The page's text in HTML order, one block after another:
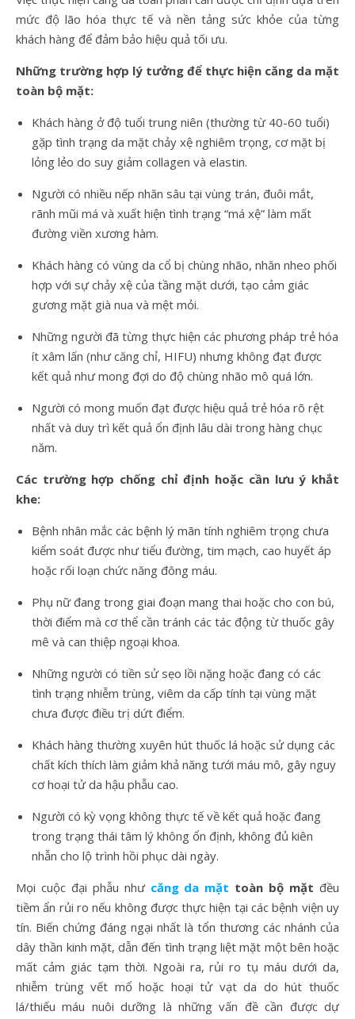
mức độ lão hóa thực tế và nền tảng sức khỏe của từng
khách hàng để đảm bảo hiệu quả tối ưu.
Những trường hợp lý tưởng để thực hiện căng da mặt
toàn bộ mặt:
Khách hàng ở độ tuổi trung niên (thường từ 40-60 tuổi)
gặp tình trạng da mặt chảy xệ nghiêm trọng, cơ mặt bị
lỏng lẻo do suy giảm collagen và elastin.
Người có nhiều nếp nhăn sâu tại vùng trán, đuôi mắt,
rãnh mũi má và xuất hiện tình trạng “má xệ” làm mất
đường viền xương hàm.
Khách hàng có vùng da cổ bị chùng nhão, nhăn nheo phối
hợp với sự chảy xệ của tầng mặt dưới, tạo cảm giác
gương mặt già nua và mệt mỏi.
Những người đã từng thực hiện các phương pháp trẻ hóa
ít xâm lấn (như căng chỉ, HIFU) nhưng không đạt được
kết quả như mong đợi do độ chùng nhão mô quá lớn.
Người có mong muốn đạt được hiệu quả trẻ hóa rõ rệt
nhất và duy trì kết quả ổn định lâu dài trong hàng chục
năm.
Các trường hợp chống chỉ định hoặc cần lưu ý khắt
khe:
Bệnh nhân mắc các bệnh lý mãn tính nghiêm trọng chưa
kiểm soát được như tiểu đường, tim mạch, cao huyết áp
hoặc rối loạn chức năng đông máu.
Phụ nữ đang trong giai đoạn mang thai hoặc cho con bú,
thời điểm mà cơ thể cần tránh các tác động từ thuốc gây
mê và can thiệp ngoại khoa.
Những người có tiền sử sẹo lồi nặng hoặc đang có các
tình trạng nhiễm trùng, viêm da cấp tính tại vùng mặt
chưa được điều trị dứt điểm.
Khách hàng thường xuyên hút thuốc lá hoặc sử dụng các
chất kích thích làm giảm khả năng tưới máu mô, gây nguy
cơ hoại tử da hậu phẫu cao.
Người có kỳ vọng không thực tế về kết quả hoặc đang
trong trạng thái tâm lý không ổn định, không đủ kiên
nhẫn cho lộ trình hồi phục dài ngày.
Mọi cuộc đại phẫu như căng da mặt toàn bộ mặt đều
tiềm ẩn rủi ro nếu không được thực hiện tại các bệnh viện uy
tín. Biến chứng đáng ngại nhất là tổn thương các nhánh của
dây thần kinh mặt, dẫn đến tình trạng liệt mặt một bên hoặc
mất cảm giác tạm thời. Ngoài ra, rủi ro tụ máu dưới da,
nhiễm trùng vết mổ hoặc hoại tử vạt da do hút thuốc
lá/thiếu máu nuôi dưỡng là những vấn đề cần được dự